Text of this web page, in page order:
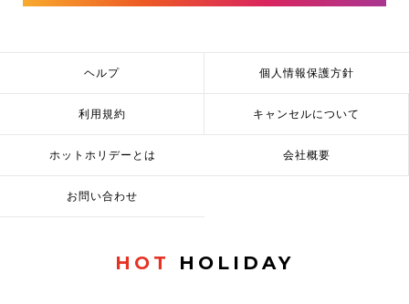
ヘルプ 個人情報保護方針
利用規約 キャンセルについて
ホットホリデーとは 会社概要
お問い合わせ
HOT HOLIDAY